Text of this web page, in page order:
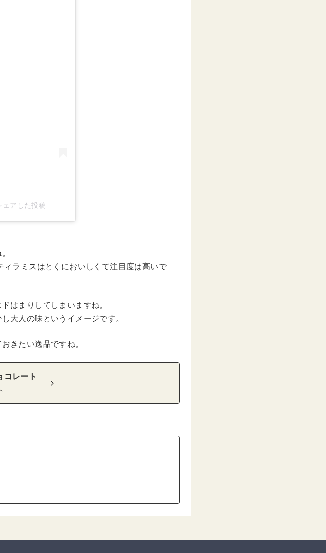
アした投稿
ラミスはとくにおいしくて注目度は高いで
はまりしてしまいますね。
大人の味というイメージです。
きたい逸品ですね。
コレート